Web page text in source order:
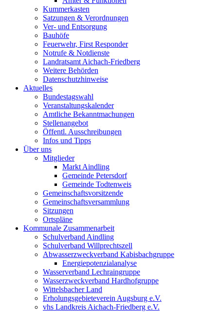
Kummerkasten
Satzungen & Verordnungen
Ver- und Entsorgung
Bauhöfe
Feuerwehr, First Responder
Notrufe & Notdienste
Landratsamt Aichach-Friedberg
Weitere Behörden
Datenschutzhinweise
Aktuelles
Bundestagswahl
Veranstaltungskalender
Amtliche Bekanntmachungen
Stellenangebot
Öffentl. Ausschreibungen
Infos und Tipps
Über uns
Mitglieder
Markt Aindling
Gemeinde Petersdorf
Gemeinde Todtenweis
Gemeinschaftsvorsitzende
Gemeinschaftsversammlung
Sitzungen
Ortspläne
Kommunale Zusammenarbeit
Schulverband Aindling
Schulverband Willprechtszell
Abwasserzweckverband Kabisbachgruppe
Energiepotenzialanalyse
Wasserverband Lechraingruppe
Wasserzweckverband Hardhofgruppe
Wittelsbacher Land
Erholungsgebieteverein Augsburg e.V.
vhs Landkreis Aichach-Friedberg e.V.